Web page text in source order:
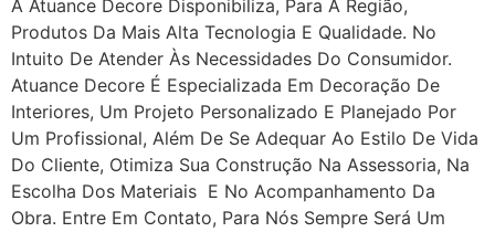
A Atuance Decore Disponibiliza, Para A Região,
Produtos Da Mais Alta Tecnologia E Qualidade. No
Intuito De Atender Às Necessidades Do Consumidor.
Atuance Decore É Especializada Em Decoração De
Interiores, Um Projeto Personalizado E Planejado Por
Um Profissional, Além De Se Adequar Ao Estilo De Vida
Do Cliente, Otimiza Sua Construção Na Assessoria, Na
Escolha Dos Materiais E No Acompanhamento Da
Obra. Entre Em Contato, Para Nós Sempre Será Um